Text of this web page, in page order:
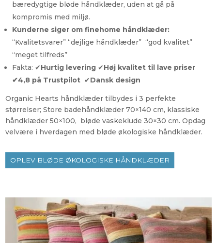
bæredygtige bløde håndklæder, uden at gå på
kompromis med miljø.
Kunderne siger om finehome håndklæder:
“Kvalitetsvarer” “dejlige håndklæder” “god kvalitet”
“meget tilfreds”
Fakta: ✔Hurtig levering ✔Høj kvalitet til lave priser
✔4,8 på Trustpilot ✔Dansk design
Organic Hearts håndklæder tilbydes i 3 perfekte
størrelser; Store badehåndklæder 70×140 cm, klassiske
håndklæder 50×100, bløde vaskeklude 30×30 cm. Opdag
velvære i hverdagen med bløde økologiske håndklæder.
OPLEV BLØDE ØKOLOGISKE HÅNDKLÆDER